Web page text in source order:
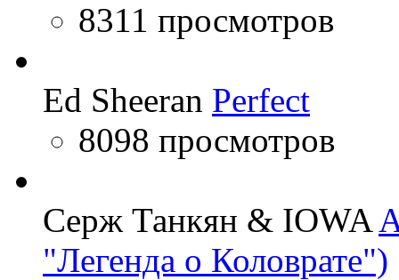
8311 просмотров
Ed Sheeran Perfect
8098 просмотров
Серж Танкян & IOWA
"Легенда о Коловрате")